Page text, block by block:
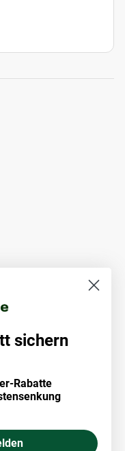
sichern
Rabatte